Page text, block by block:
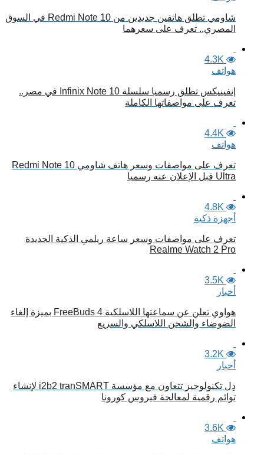
شاومي تطلق هاتفين جديدين من Redmi Note 10 في السوق
المصري.. تعرف على سعرهما
4.3K
هواتف
إنفينيكس تطلق رسميا سلسلة Infinix Note 10 في مصر..
تعرف على مواصفاتها الكاملة
4.4K
هواتف
تعرف على مواصفات وسعر هاتف شاومي Redmi Note 10
Ultra قبل الإعلان عنه رسميا
4.8K
أجهزة ذكية
تعرف على مواصفات وسعر ساعة ريلمي الذكية الجديدة
Realme Watch 2 Pro
3.5K
أخبار
هواوي تعلن عن سماعتها اللاسلكية FreeBuds 4 بميزة إلغاء
الضوضاء والشحن اللاسلكي والسريع
3.2K
أخبار
دِل تكنولوجيز تتعاون مع مؤسسة i2b2 tranSMART لإنشاء
توائم رقمية لمعالجة فيروس كورونا
3.6K
هواتف